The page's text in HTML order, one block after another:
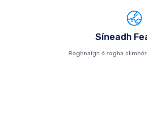
Síneadh
Roghnaigh ó rogha